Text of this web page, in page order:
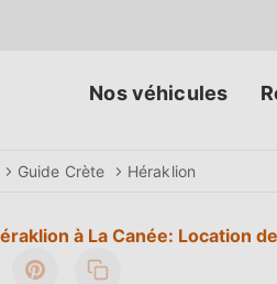
Nos véhicules
Guide Crète Héraklion
à La Canée: Location